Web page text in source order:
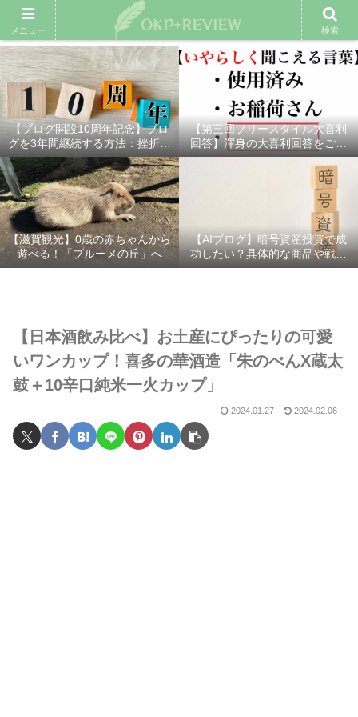
雑記ブログ プロフィール 余興動画 ベスト大喜利 スポ
【ブログ開設10周年記念】ブロ
グを3年間継続する方法：挫折し
ないための7つの秘訣
【第三回フリースタイル大喜利
回答】渾身の大喜利回答をご紹
介！
【滋賀観光】0歳の赤ちゃんから
遊べる！「ブルーメの丘」へ
【AIブログ】暗号資産投資で成
功したい？具体的な商品や戦略
を分かりやすく解説！
【日本酒飲み比べ】お土産にぴったりの可愛
いワンカップ！喜多の華酒造「朱のべんX蔵太
鼓＋10辛口純米一火カップ」
2024.01.27 2024.02.06
メニュー 検索